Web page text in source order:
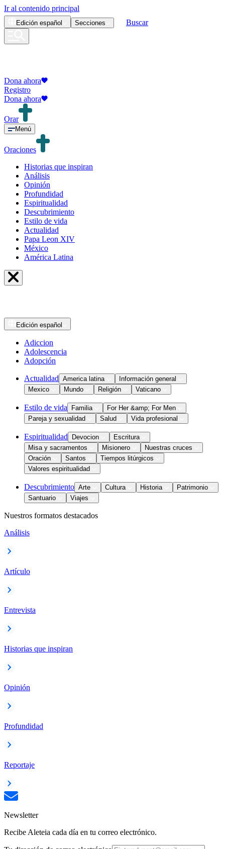
Ir al contenido principal
Edición español Secciones Buscar
Dona ahora
Registro
Dona ahora
Orar
Menú
Oraciones
Historias que inspiran
Análisis
Opinión
Profundidad
Espiritualidad
Descubrimiento
Estilo de vida
Actualidad
Papa Leon XIV
México
América Latina
Edición español
Adiccion
Adolescencia
Adopción
Actualidad America latina
Información general
Mexico
Mundo Religión Vaticano
Estilo de vida Familia
For Her &amp; For Men
Pareja y sexualidad
Salud Vida profesional
Espiritualidad Devocion
Escritura
Misa y sacramentos
Misionero
Nuestras cruces
Oración
Santos
Tiempos litúrgicos
Valores espiritualidad
Descubrimiento Arte Cultura Historia
Patrimonio
Santuario
Viajes
Nuestros formatos destacados
Análisis
Artículo
Entrevista
Historias que inspiran
Opinión
Profundidad
Reportaje
Newsletter
Recibe Aleteia cada día en tu correo electrónico.